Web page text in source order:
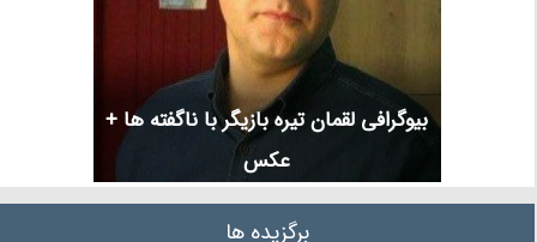
بیوگرافی لقمان تیره بازیگر با ناگفته ها +
عکس
برگزیده ها